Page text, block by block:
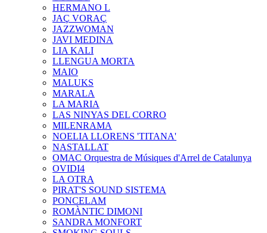
HERMANO L
JAÇ VORAÇ
JAZZWOMAN
JAVI MEDINA
LIA KALI
LLENGUA MORTA
MAIO
MALUKS
MARALA
LA MARIA
LAS NINYAS DEL CORRO
MILENRAMA
NOELIA LLORENS 'TITANA'
NASTALLAT
OMAC Orquestra de Músiques d'Arrel de Catalunya
OVIDI4
LA OTRA
PIRAT'S SOUND SISTEMA
PONCELAM
ROMÀNTIC DIMONI
SANDRA MONFORT